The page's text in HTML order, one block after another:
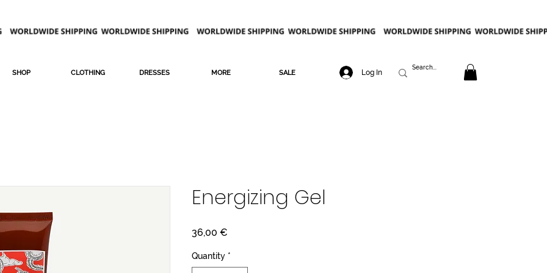
SHOP CLOTHING DRESSES MORE SALE Log In
Energizing Gel
36,00 €
Quantity *